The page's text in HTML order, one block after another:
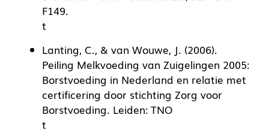
F149.
t
Lanting, C., & van Wouwe, J. (2006).
Peiling Melkvoeding van Zuigelingen 2005:
Borstvoeding in Nederland en relatie met
certificering door stichting Zorg voor
Borstvoeding. Leiden: TNO
t